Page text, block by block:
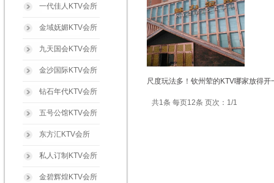
一代佳人KTV会所
金域妩媚KTV会所
九天国会KTV会所
金沙国际KTV会所
钻石年代KTV会所
五号公馆KTV会所
东方汇KTV会所
私人订制KTV会所
金碧辉煌KTV会所
尺度玩法多！钦州荤的KTV哪家放得
共1条 每页12条 页次：1/1